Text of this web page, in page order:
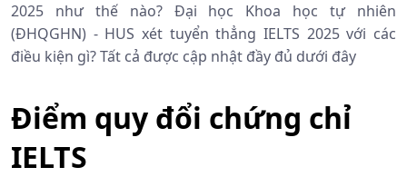
2025 như thế nào? Đại học Khoa học tự nhiên
(ĐHQGHN) - HUS xét tuyển thẳng IELTS 2025 với các
điều kiện gì? Tất cả được cập nhật đầy đủ dưới đây
Điểm quy đổi chứng chỉ
IELTS